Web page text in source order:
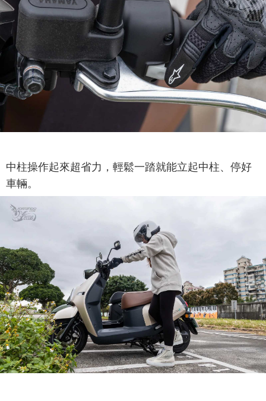
中柱操作起來超省力，輕鬆一踏就能立起中柱、停好
車輛。